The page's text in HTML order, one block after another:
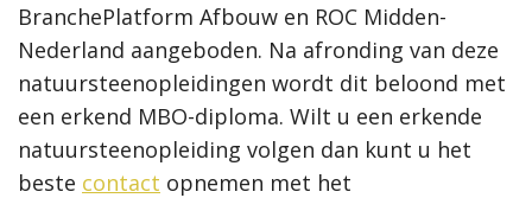
BranchePlatform Afbouw en ROC Midden-
Nederland aangeboden. Na afronding van deze
natuursteenopleidingen wordt dit beloond met
een erkend MBO-diploma. Wilt u een erkende
natuursteenopleiding volgen dan kunt u het
beste contact opnemen met het